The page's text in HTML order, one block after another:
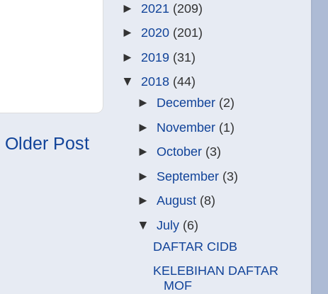
Older Post
► 2021 (209)
► 2020 (201)
► 2019 (31)
▼ 2018 (44)
► December (2)
► November (1)
► October (3)
► September (3)
► August (8)
▼ July (6)
DAFTAR CIDB
KELEBIHAN DAFTAR
MOF